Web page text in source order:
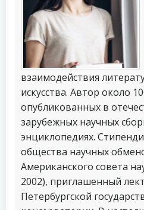
взаимодействия
искусства. Автор около
опубликованных в
зарубежных научных
энциклопедиях.
общества научных
Американского совета
2002), приглашенный
Петербургской